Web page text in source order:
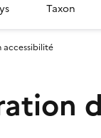
Taxon
accessibilité